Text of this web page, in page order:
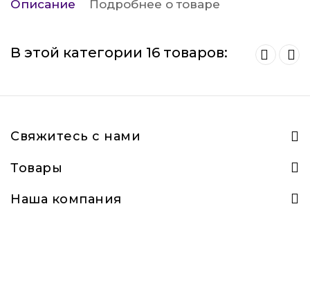
Описание Подробнее о товаре
В этой категории 16 товаров:
Свяжитесь с нами
Товары
Наша компания